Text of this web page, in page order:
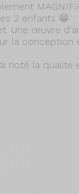
2 enfants 😁
Une œuvre
la conception
noté la